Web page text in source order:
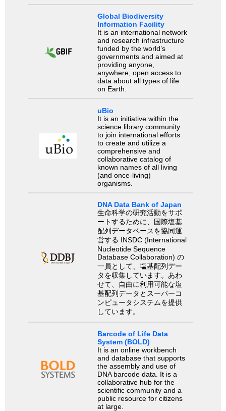
Global Biodiversity
Information Facility
It is an international network
and research infrastructure
funded by the world’s
governments and aimed at
providing anyone,
anywhere, open access to
data about all types of life
on Earth.
uBio
It is an initiative within the
science library community
to join international efforts
to create and utilize a
comprehensive and
collaborative catalog of
known names of all living
(and once-living)
organisms.
DNA Data Bank of Japan
生命科学の研究活動をサポ
ートするために、国際塩基
配列データベースを協同運
営する INSDC (International
Nucleotide Sequence
Database Collaboration) の
一員として、塩基配列デー
タを収集しています。あわ
せて、自由に利用可能な塩
基配列データとスーパーコ
ンピュータシステムを提供
しています。
Barcode of Life Data
System (BOLD)
It is an online workbench
and database that supports
the assembly and use of
DNA barcode data. It is a
collaborative hub for the
scientific community and a
public resource for citizens
at large.